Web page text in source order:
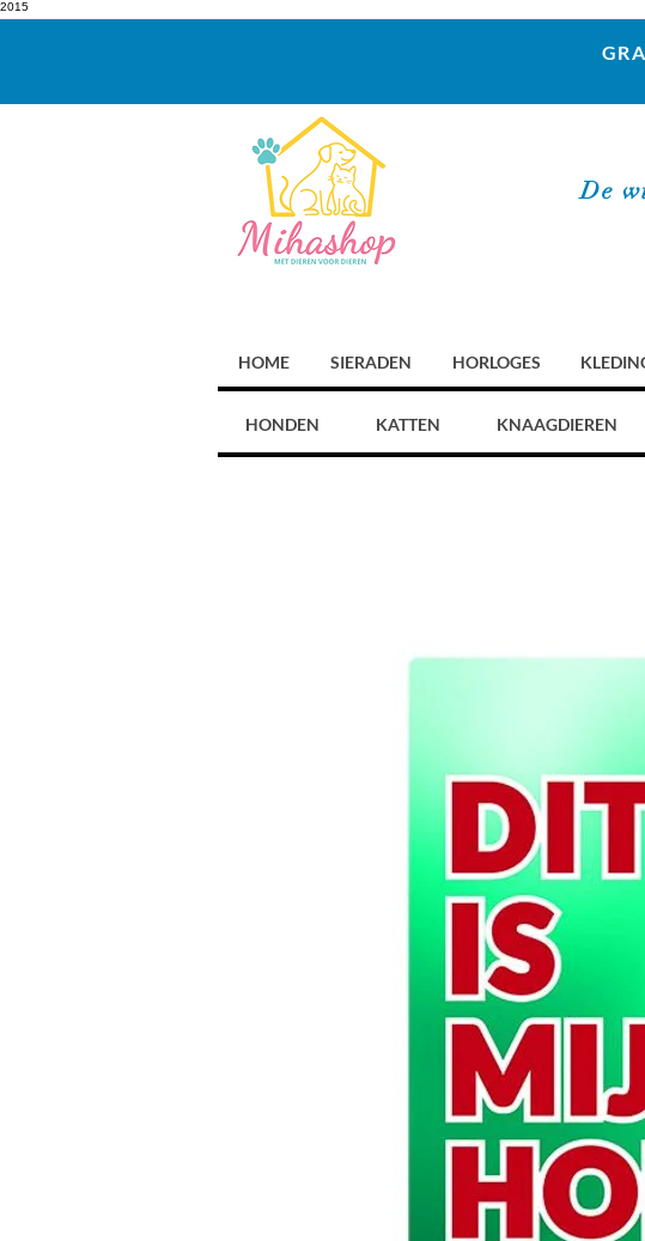
2015
De
HOME SIERADEN HORLOGES
HONDEN KATTEN KNAAGDIEREN